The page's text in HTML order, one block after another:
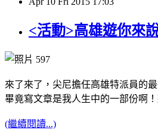
<活動>高雄遊你來
來了來了，尖尼擔任高雄特派員的
畢竟寫文章是我人生中的一部份啊
(繼續閱讀...)